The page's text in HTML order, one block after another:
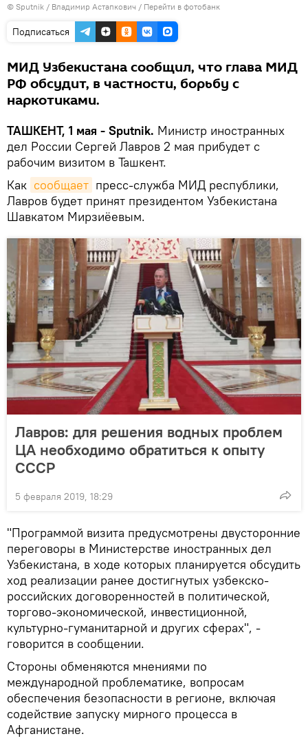
© Sputnik / Владимир Астапкович / Перейти в фотобанк
Подписаться
МИД Узбекистана сообщил, что глава МИД
РФ обсудит, в частности, борьбу с
наркотиками.
ТАШКЕНТ, 1 мая - Sputnik. Министр иностранных
дел России Сергей Лавров 2 мая прибудет с
рабочим визитом в Ташкент.
Как сообщает пресс-служба МИД республики,
Лавров будет принят президентом Узбекистана
Шавкатом Мирзиёевым.
Лавров: для решения водных проблем
ЦА необходимо обратиться к опыту
СССР
5 февраля 2019, 18:29
"Программой визита предусмотрены двусторонние
переговоры в Министерстве иностранных дел
Узбекистана, в ходе которых планируется обсудить
ход реализации ранее достигнутых узбекско-
российских договоренностей в политической,
торгово-экономической, инвестиционной,
культурно-гуманитарной и других сферах", -
говорится в сообщении.
Стороны обменяются мнениями по
международной проблематике, вопросам
обеспечения безопасности в регионе, включая
содействие запуску мирного процесса в
Афганистане.